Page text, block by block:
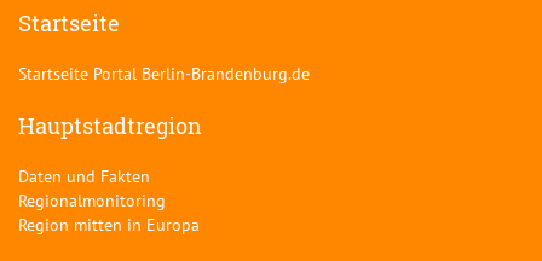
Startseite
Startseite Portal Berlin-Brandenburg.de
Hauptstadtregion
Daten und Fakten
Regionalmonitoring
Region mitten in Europa